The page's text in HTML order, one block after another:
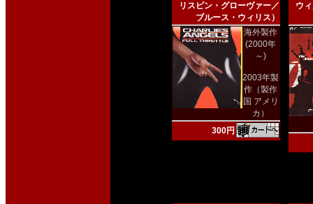
リスピン・グローヴァー／
ブルース・ウィリス）
海外製作
(2000年
～)
2003年製
作（製作
国 アメリ
カ）
300円
ウ